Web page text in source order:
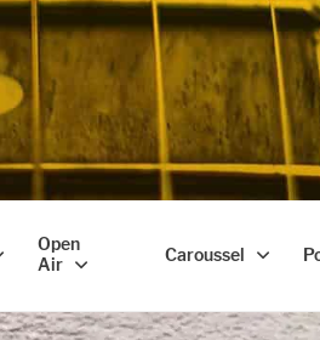
Open
Air
Caroussel